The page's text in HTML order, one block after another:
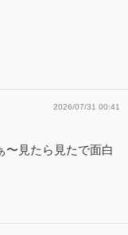
2026/07/31 00:41
〜見たら見たで面白